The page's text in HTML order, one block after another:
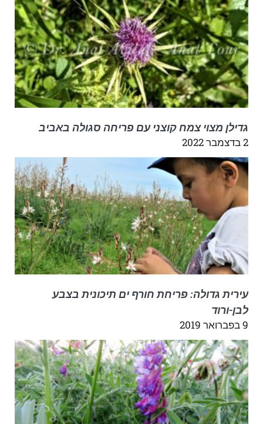
גדילן מצוי צמח קוצני עם פריחה סגולה באביב
2 בדצמבר 2022
עירית גדולה: פריחת חורף ים תיכונית בצבע
לבן-ורוד
9 בפברואר 2019